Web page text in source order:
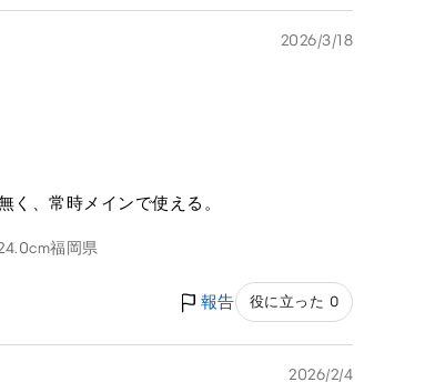
2026/3/18
、常時メインで使える。
福岡県
報告 役に立った 0
2026/2/4